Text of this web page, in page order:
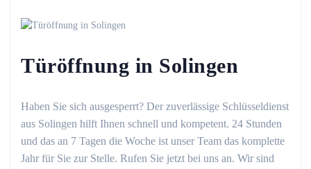
Türöffnung in Solingen
Haben Sie sich ausgesperrt? Der zuverlässige Schlüsseldienst
aus Solingen hilft Ihnen schnell und kompetent. 24 Stunden
und das an 7 Tagen die Woche ist unser Team das komplette
Jahr für Sie zur Stelle. Rufen Sie jetzt bei uns an. Wir sind